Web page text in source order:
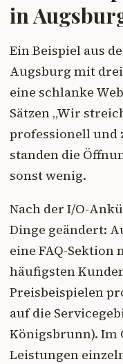
in
Ein Beispiel aus
Augsburg mit
eine schlanke
Sätzen „Wir
professionell und
standen die
sonst wenig.
Nach der I/O-
Dinge geändert:
eine FAQ-
häufigsten
Preisbeispielen
auf die
Königsbrunn). Im
Leistungen